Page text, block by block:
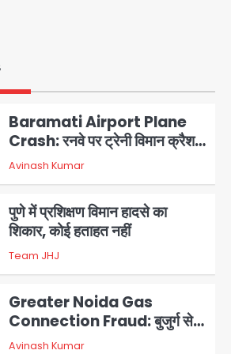
जारी
Baramati Airport Plane
Crash: रनवे पर ट्रेनी विमान क्रैश,
जांच शुरू
Avinash Kumar
पुणे में प्रशिक्षण विमान हादसे का
शिकार, कोई हताहत नहीं
Team JHJ
Greater Noida Gas
Connection Fraud: बुजुर्ग से
वीडियो कॉल पर 9.77 लाख की साइबर
Avinash Kumar